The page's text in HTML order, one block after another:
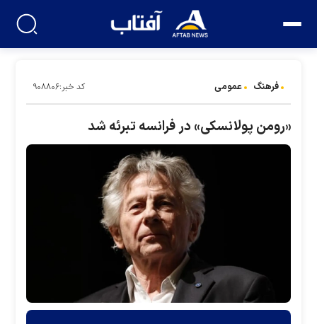
فرهنگ عمومی کد خبر:۹۰۸۸۰۶
«رومن پولانسکی» در فرانسه تبرئه شد